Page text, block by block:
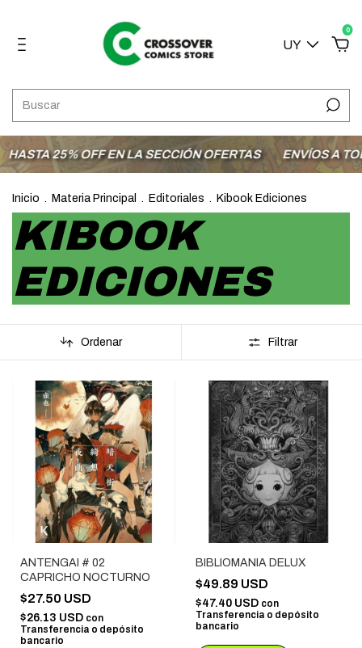
UY
0
25% OFF EN LA SECCIÓN OFERTAS ENVÍOS A TODO
Inicio . Materia Principal . Editoriales . Kibook Ediciones
KIBOOK
EDICIONES
Ordenar Filtrar
ANTENGAI # 02
CAPRICHO NOCTURNO
$27.50 USD
$26.13 USD con
Transferencia o depósito
bancario
BIBLIOMANIA DELUX
$49.89 USD
$47.40 USD con
Transferencia o depósito
bancario